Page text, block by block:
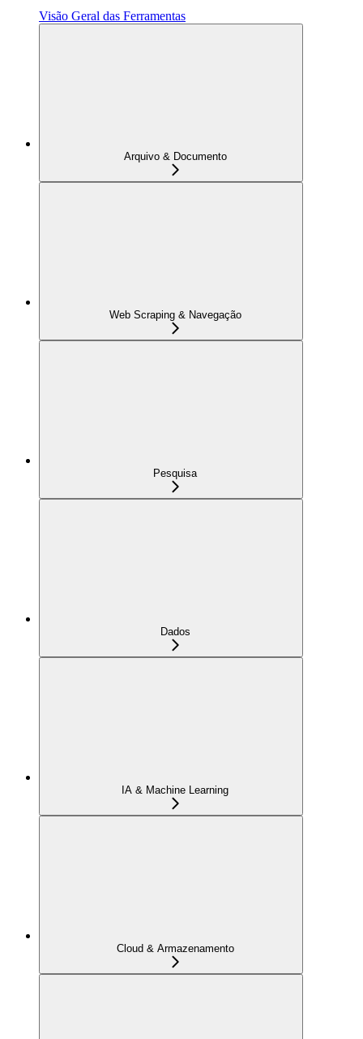
Visão Geral das Ferramentas
Arquivo & Documento
Web Scraping & Navegação
Pesquisa
Dados
IA & Machine Learning
Cloud & Armazenamento